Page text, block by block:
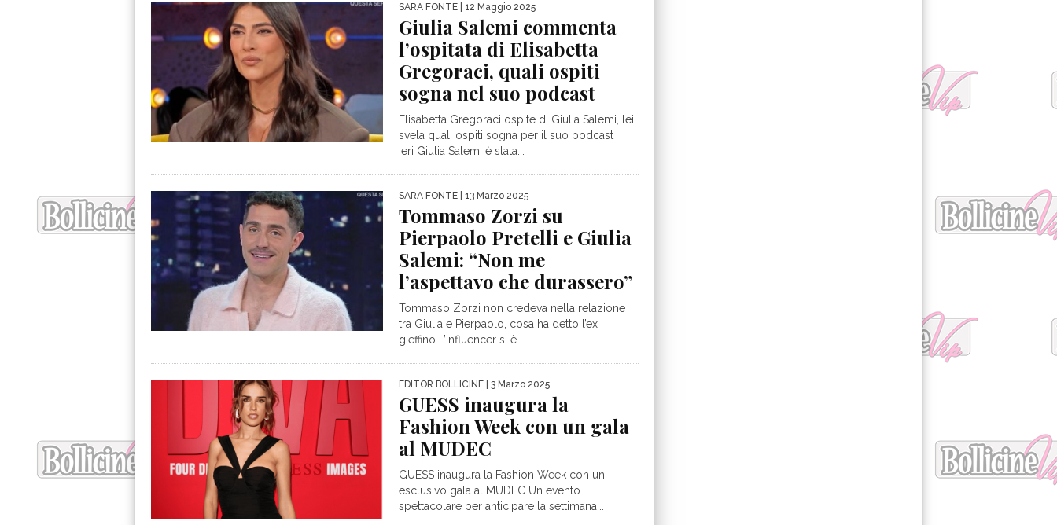
SARA FONTE | 12 Maggio 2025
Giulia Salemi commenta
l’ospitata di Elisabetta
Gregoraci, quali ospiti
sogna nel suo podcast
Elisabetta Gregoraci ospite di Giulia Salemi, lei
svela quali ospiti sogna per il suo podcast
Ieri Giulia Salemi è stata...
SARA FONTE | 13 Marzo 2025
Tommaso Zorzi su
Pierpaolo Pretelli e Giulia
Salemi: “Non me
l’aspettavo che durassero”
Tommaso Zorzi non credeva nella relazione
tra Giulia e Pierpaolo, cosa ha detto l’ex
gieffino L’influencer si è...
EDITOR BOLLICINE | 3 Marzo 2025
GUESS inaugura la
Fashion Week con un gala
al MUDEC
GUESS inaugura la Fashion Week con un
esclusivo gala al MUDEC Un evento
spettacolare per anticipare la settimana...